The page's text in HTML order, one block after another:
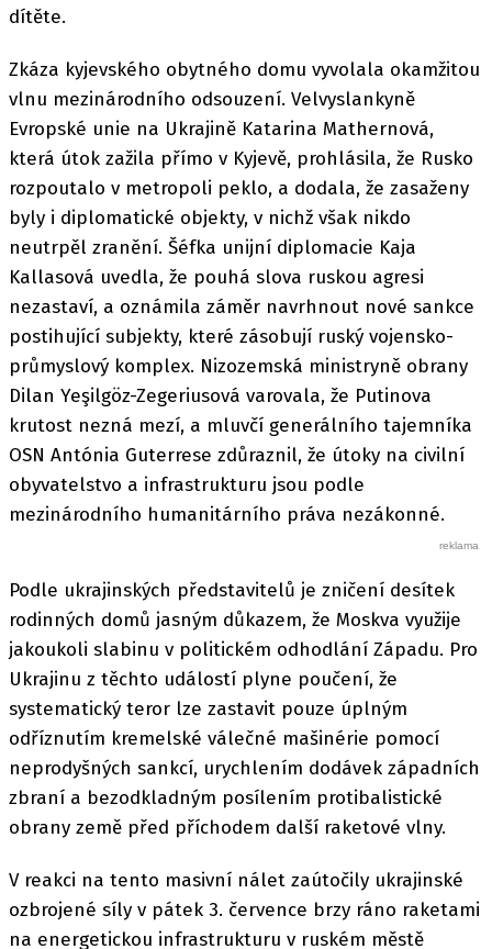
dítěte.
Zkáza kyjevského obytného domu vyvolala okamžitou
vlnu mezinárodního odsouzení. Velvyslankyně
Evropské unie na Ukrajině Katarina Mathernová,
která útok zažila přímo v Kyjevě, prohlásila, že Rusko
rozpoutalo v metropoli peklo, a dodala, že zasaženy
byly i diplomatické objekty, v nichž však nikdo
neutrpěl zranění. Šéfka unijní diplomacie Kaja
Kallasová uvedla, že pouhá slova ruskou agresi
nezastaví, a oznámila záměr navrhnout nové sankce
postihující subjekty, které zásobují ruský vojensko-
průmyslový komplex. Nizozemská ministryně obrany
Dilan Yeşilgöz-Zegeriusová varovala, že Putinova
krutost nezná mezí, a mluvčí generálního tajemníka
OSN Antónia Guterrese zdůraznil, že útoky na civilní
obyvatelstvo a infrastrukturu jsou podle
mezinárodního humanitárního práva nezákonné.
Podle ukrajinských představitelů je zničení desítek
rodinných domů jasným důkazem, že Moskva využije
jakoukoli slabinu v politickém odhodlání Západu. Pro
Ukrajinu z těchto událostí plyne poučení, že
systematický teror lze zastavit pouze úplným
odříznutím kremelské válečné mašinérie pomocí
neprodyšných sankcí, urychlením dodávek západních
zbraní a bezodkladným posílením protibalistické
obrany země před příchodem další raketové vlny.
V reakci na tento masivní nálet zaútočily ukrajinské
ozbrojené síly v pátek 3. července brzy ráno raketami
na energetickou infrastrukturu v ruském městě